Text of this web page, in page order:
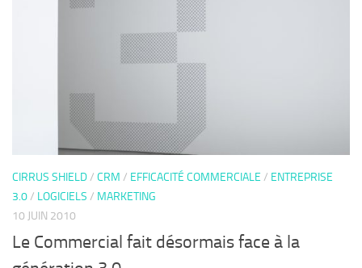
CIRRUS SHIELD/ CRM / EFFICACITÉ COMMERCIALE / ENTREPRISE
3.0/ LOGICIELS / MARKETING
10 JUIN 2010
Le Commercial fait désormais face à la